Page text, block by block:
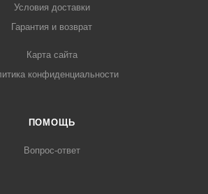
Условия доставки
Гарантия и возврат
Карта сайта
конфиденциальности
ПОМОЩЬ
Вопрос-ответ